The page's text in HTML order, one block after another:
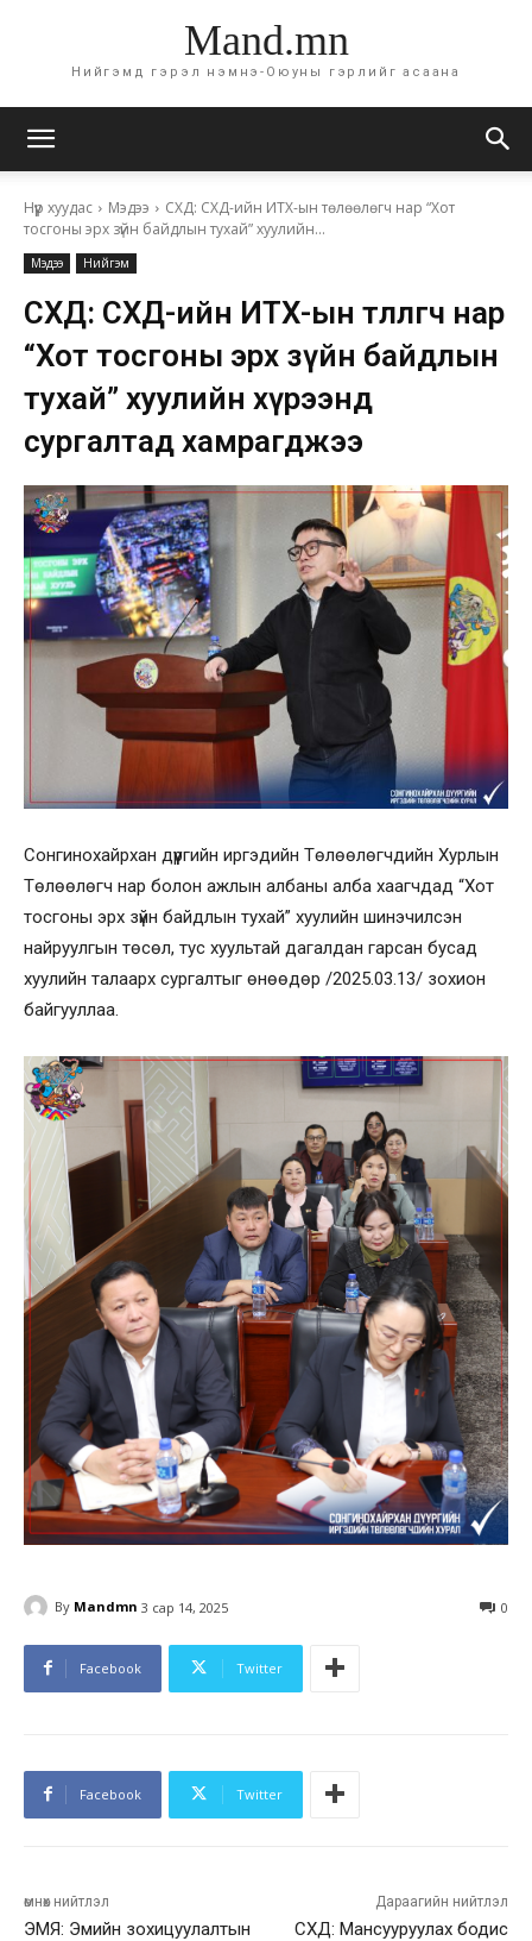
Mand.mn
Нийгэмд гэрэл нэмнэ-Оюуны гэрлийг асаана
Нүүр хуудас Мэдээ
СХД: СХД-ийн ИТХ-ын төлөөлөгч нар “Хот
тосгоны эрх зүйн байдлын тухай” хуулийн...
Мэдээ Нийгэм
СХД: СХД-ийн ИТХ-ын төлөөлөгч нар
“Хот тосгоны эрх зүйн байдлын
тухай” хуулийн хүрээнд
сургалтад хамрагджээ
Сонгинохайрхан дүүргийн иргэдийн Төлөөлөгчдийн Хурлын
Төлөөлөгч нар болон ажлын албаны алба хаагчдад “Хот
тосгоны эрх зүйн байдлын тухай” хуулийн шинэчилсэн
найруулгын төсөл, тус хуультай дагалдан гарсан бусад
хуулийн талаарх сургалтыг өнөөдөр /2025.03.13/ зохион
байгууллаа.
By Mandmn 3 сар 14, 2025 0
Facebook Twitter
Facebook Twitter
өмнөх нийтлэл
ЭМЯ: Эмийн зохицуулалтын
Дараагийн нийтлэл
СХД: Мансууруулах бодис